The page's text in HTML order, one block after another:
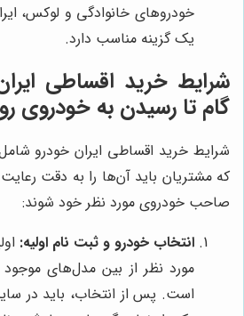
خودروهای خانوادگی و لوکس،
یک گزینه مناسب دارد.
شرایط خرید اقساطی
گام تا رسیدن به خودروی
شرایط خرید اقساطی ایران خودرو
که مشتریان باید آن‌ها را به دقت رعایت
صاحب خودروی مورد نظر خود شوند:
انتخاب خودرو و ثبت نام اولیه:
مورد نظر از بین مدل‌های
است. پس از انتخاب، باید در